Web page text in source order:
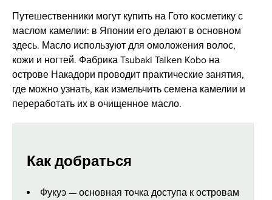
Путешественники могут купить на Гото косметику с
маслом камелии: в Японии его делают в основном
здесь. Масло используют для омоложения волос,
кожи и ногтей. Фабрика Tsubaki Taiken Kobo на
острове Накадори проводит практические занятия,
где можно узнать, как измельчить семена камелии и
переработать их в очищенное масло.
Как добраться
Фукуэ — основная точка доступа к островам